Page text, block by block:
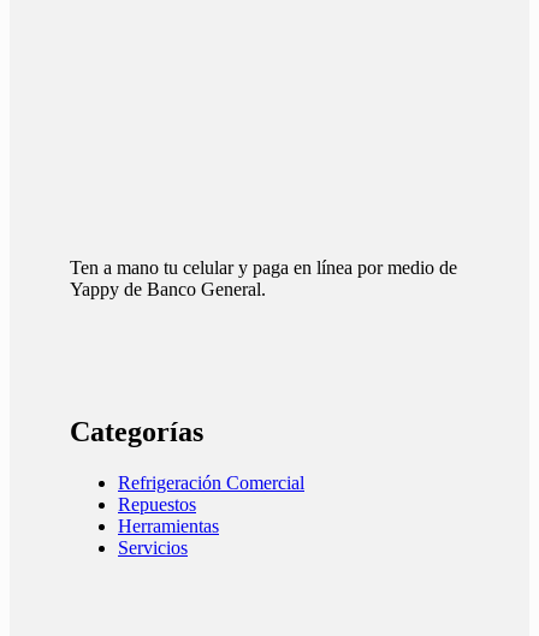
Ten a mano tu celular y paga en línea por medio de
Yappy de Banco General.
Categorías
Refrigeración Comercial
Repuestos
Herramientas
Servicios